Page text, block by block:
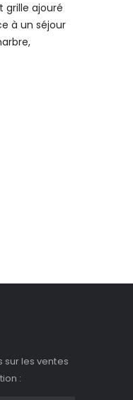
grille ajouré
à un séjour
les ventes
: